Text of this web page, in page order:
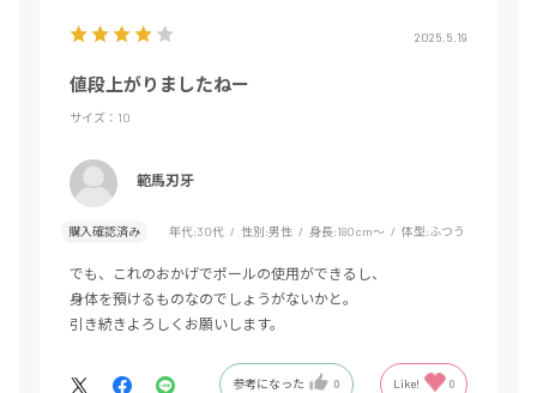
2025.5.19
値段上がりましたねー
サイズ：10
範馬刃牙
購入確認済み 年代:30代 性別:男性 身長:180cm～ 体型:ふつう
でも、これのおかげでポールの使用ができるし、
身体を預けるものなのでしょうがないかと。
引き続きよろしくお願いします。
参考になった 0 Like! 0